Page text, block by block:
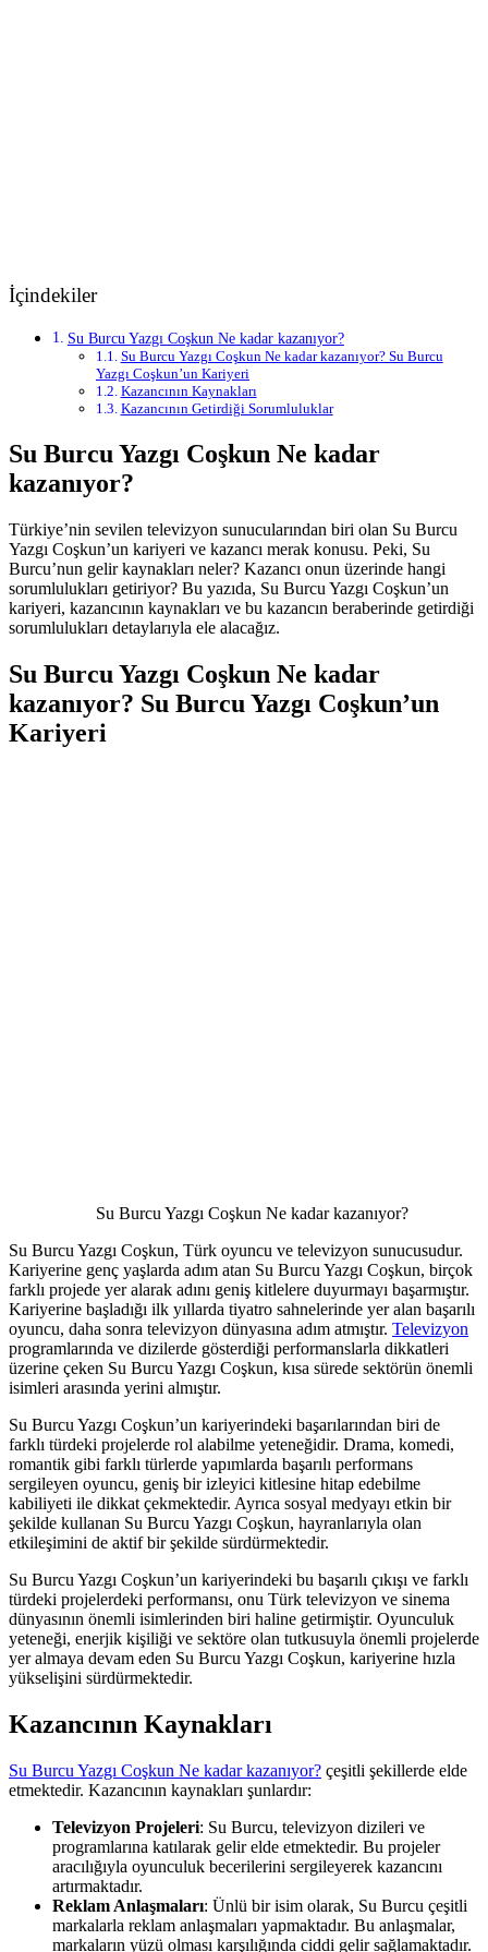
İçindekiler
Su Burcu Yazgı Coşkun Ne kadar kazanıyor?
Su Burcu Yazgı Coşkun Ne kadar kazanıyor? Su Burcu
Yazgı Coşkun’un Kariyeri
Kazancının Kaynakları
Kazancının Getirdiği Sorumluluklar
Su Burcu Yazgı Coşkun Ne kadar
kazanıyor?
Türkiye’nin sevilen televizyon sunucularından biri olan Su Burcu
Yazgı Coşkun’un kariyeri ve kazancı merak konusu. Peki, Su
Burcu’nun gelir kaynakları neler? Kazancı onun üzerinde hangi
sorumlulukları getiriyor? Bu yazıda, Su Burcu Yazgı Coşkun’un
kariyeri, kazancının kaynakları ve bu kazancın beraberinde getirdiği
sorumlulukları detaylarıyla ele alacağız.
Su Burcu Yazgı Coşkun Ne kadar
kazanıyor? Su Burcu Yazgı Coşkun’un
Kariyeri
Su Burcu Yazgı Coşkun Ne kadar kazanıyor?
Su Burcu Yazgı Coşkun, Türk oyuncu ve televizyon sunucusudur.
Kariyerine genç yaşlarda adım atan Su Burcu Yazgı Coşkun, birçok
farklı projede yer alarak adını geniş kitlelere duyurmayı başarmıştır.
Kariyerine başladığı ilk yıllarda tiyatro sahnelerinde yer alan başarılı
oyuncu, daha sonra televizyon dünyasına adım atmıştır. Televizyon
programlarında ve dizilerde gösterdiği performanslarla dikkatleri
üzerine çeken Su Burcu Yazgı Coşkun, kısa sürede sektörün önemli
isimleri arasında yerini almıştır.
Su Burcu Yazgı Coşkun’un kariyerindeki başarılarından biri de
farklı türdeki projelerde rol alabilme yeteneğidir. Drama, komedi,
romantik gibi farklı türlerde yapımlarda başarılı performans
sergileyen oyuncu, geniş bir izleyici kitlesine hitap edebilme
kabiliyeti ile dikkat çekmektedir. Ayrıca sosyal medyayı etkin bir
şekilde kullanan Su Burcu Yazgı Coşkun, hayranlarıyla olan
etkileşimini de aktif bir şekilde sürdürmektedir.
Su Burcu Yazgı Coşkun’un kariyerindeki bu başarılı çıkışı ve farklı
türdeki projelerdeki performansı, onu Türk televizyon ve sinema
dünyasının önemli isimlerinden biri haline getirmiştir. Oyunculuk
yeteneği, enerjik kişiliği ve sektöre olan tutkusuyla önemli projelerde
yer almaya devam eden Su Burcu Yazgı Coşkun, kariyerine hızla
yükselişini sürdürmektedir.
Kazancının Kaynakları
Su Burcu Yazgı Coşkun Ne kadar kazanıyor? çeşitli şekillerde elde
etmektedir. Kazancının kaynakları şunlardır:
Televizyon Projeleri: Su Burcu, televizyon dizileri ve
programlarına katılarak gelir elde etmektedir. Bu projeler
aracılığıyla oyunculuk becerilerini sergileyerek kazancını
artırmaktadır.
Reklam Anlaşmaları: Ünlü bir isim olarak, Su Burcu çeşitli
markalarla reklam anlaşmaları yapmaktadır. Bu anlaşmalar,
markaların yüzü olması karşılığında ciddi gelir sağlamaktadır.